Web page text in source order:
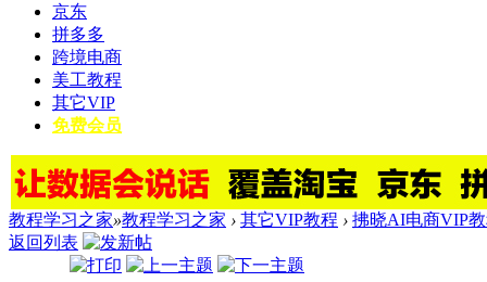
京东
拼多多
跨境电商
美工教程
其它VIP
免费会员
教程学习之家»教程学习之家 › 其它VIP教程 › 拂晓AI电商VIP
返回列表